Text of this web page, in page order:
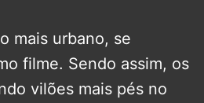
mais urbano, se
filme. Sendo assim, os
vilões mais pés no